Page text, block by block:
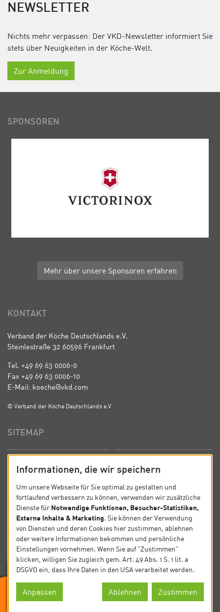
NEWSLETTER
Nichts mehr verpassen: Der VKD-Newsletter informiert Sie
stets über Neuigkeiten in der Köche-Welt.
Zur Anmeldung
SPONSOREN
Mehr über unsere Sponsoren erfahren
KONTAKT
Verband der Köche Deutschlands e.V.
Steinlestraße 32 60596 Frankfurt
Tel. +49 69 63 0006-0
Fax +49 69 63 0006-10
E-Mail: koeche@vkd.com
© Verband der Köche Deutschlands e.V.
SITEMAP
News Kontakt
Datenschutz Impressum
SOCIAL
Folgen Sie uns auf Social Media.
Informationen, die wir speichern
Um unsere Webseite für Sie optimal zu gestalten und
fortlaufend verbessern zu können, verwenden wir zusätzliche
Dienste für Notwendige Funktionen, Besucher-Statistiken,
Externe Inhalte & Marketing. Sie können der Verwendung
von Diensten und deren Cookies hier zustimmen, ablehnen
oder weitere Informationen bekommen und persönliche
Einstellungen vornehmen. Wenn Sie auf "Zustimmen"
klicken, willigen Sie zugleich gem. Art. 49 Abs. 1 S. 1 lit. a
DSGVO ein, dass Ihre Daten in den USA verarbeitet werden.
Anpassen Ablehnen Zustimmen